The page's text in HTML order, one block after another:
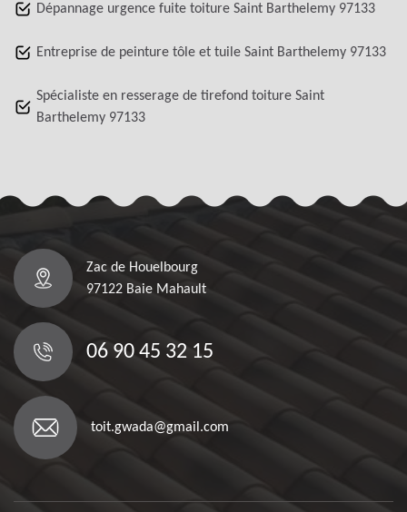
Dépannage urgence fuite toiture Saint Barthelemy 97133
Entreprise de peinture tôle et tuile Saint Barthelemy 97133
Spécialiste en resserage de tirefond toiture Saint
Barthelemy 97133
Zac de Houelbourg
97122 Baie Mahault
06 90 45 32 15
toit.gwada@gmail.com